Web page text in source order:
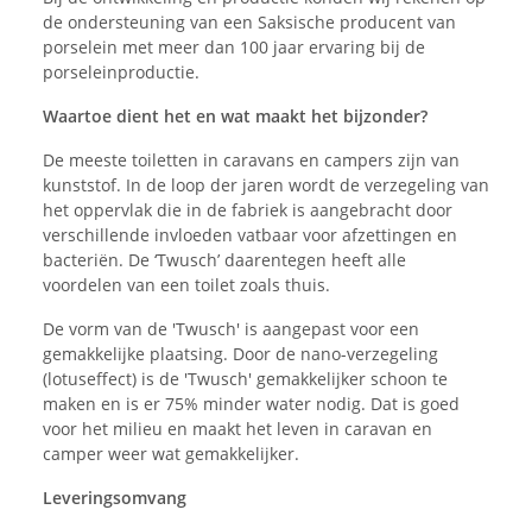
de ondersteuning van een Saksische producent van
porselein met meer dan 100 jaar ervaring bij de
porseleinproductie.
Waartoe dient het en wat maakt het bijzonder?
De meeste toiletten in caravans en campers zijn van
kunststof. In de loop der jaren wordt de verzegeling van
het oppervlak die in de fabriek is aangebracht door
verschillende invloeden vatbaar voor afzettingen en
bacteriën. De ‘Twusch’ daarentegen heeft alle
voordelen van een toilet zoals thuis.
De vorm van de 'Twusch' is aangepast voor een
gemakkelijke plaatsing. Door de nano-verzegeling
(lotuseffect) is de 'Twusch' gemakkelijker schoon te
maken en is er 75% minder water nodig. Dat is goed
voor het milieu en maakt het leven in caravan en
camper weer wat gemakkelijker.
Leveringsomvang